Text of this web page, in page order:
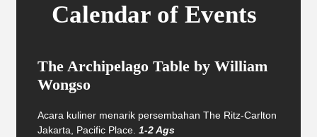
Calendar of Events
The Archipelago Table by William
Wongso
Acara kuliner menarik persembahan The Ritz-Carlton
Jakarta, Pacific Place. 1-2 Ags